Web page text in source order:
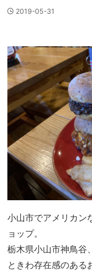
2019-05-31
小山市でアメリカン
ョップ。
栃木県小山市神鳥谷
ときわ存在感のある